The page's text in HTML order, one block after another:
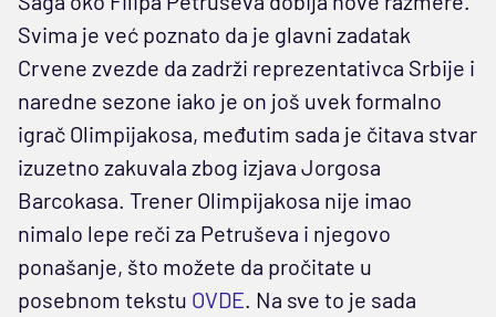
Svima je već poznato da je glavni zadatak
Crvene zvezde da zadrži reprezentativca Srbije i
naredne sezone iako je on još uvek formalno
igrač Olimpijakosa, međutim sada je čitava stvar
izuzetno zakuvala zbog izjava Jorgosa
Barcokasa. Trener Olimpijakosa nije imao
nimalo lepe reči za Petruševa i njegovo
ponašanje, što možete da pročitate u
posebnom tekstu OVDE. Na sve to je sada